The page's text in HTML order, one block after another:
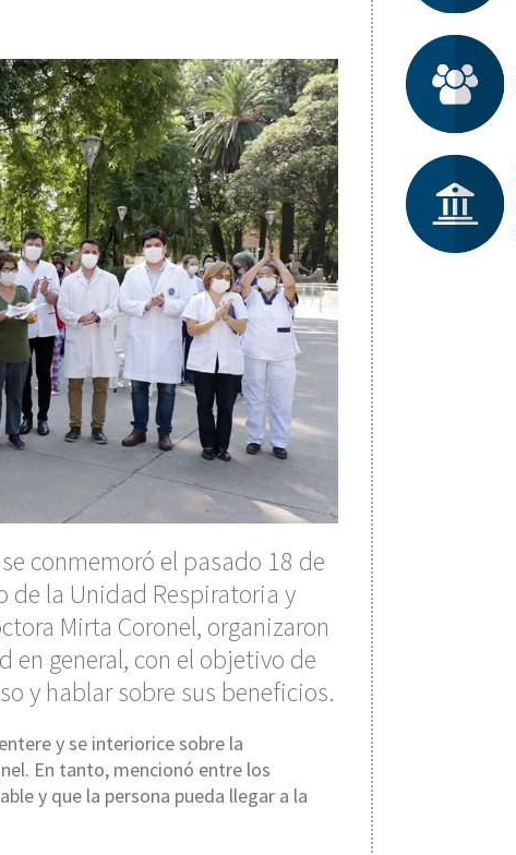
conmemoró el pasado 18 de
de la Unidad Respiratoria y
Mirta Coronel, organizaron
general, con el objetivo de
y hablar sobre sus beneficios.
y se interiorice sobre la
En tanto, mencionó entre los
y que la persona pueda llegar a la